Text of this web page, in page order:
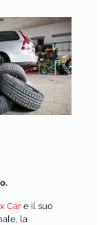
Care il suo
la